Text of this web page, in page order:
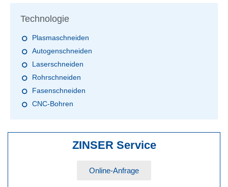
Technologie
Plasmaschneiden
Autogenschneiden
Laserschneiden
Rohrschneiden
Fasenschneiden
CNC-Bohren
ZINSER Service
Online-Anfrage